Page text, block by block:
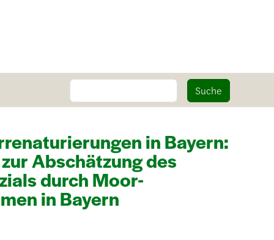
Suche Suche
in Bayern:
Abschätzung des
durch Moor-
in Bayern